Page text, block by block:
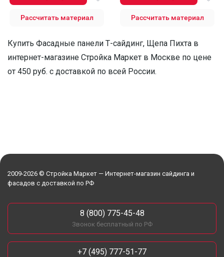
Рассчитать материал Рассчитать материал
Купить Фасадные панели Т-сайдинг, Щепа Пихта в
интернет-магазине Стройка Маркет в Москве по цене
от 450 руб. с доставкой по всей России.
2009-2026 © Стройка Маркет — Интернет-магазин сайдинга и
фасадов с доставкой по РФ
8 (800) 775-45-48
Звонок бесплатный по РФ
+7 (495) 777-51-77